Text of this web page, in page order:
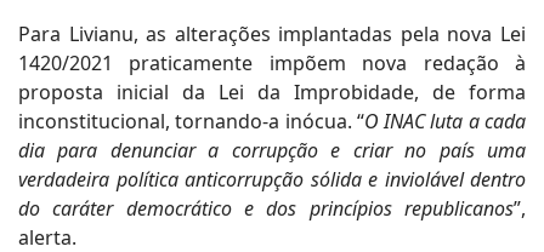
Para Livianu, as alterações implantadas pela nova Lei
1420/2021 praticamente impõem nova redação à
proposta inicial da Lei da Improbidade, de forma
inconstitucional, tornando-a inócua. “O INAC luta a cada
dia para denunciar a corrupção e criar no país uma
verdadeira política anticorrupção sólida e inviolável dentro
do caráter democrático e dos princípios republicanos”,
alerta.